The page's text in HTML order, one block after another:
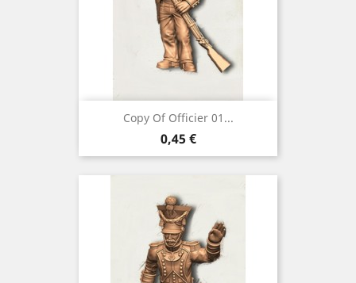
Copy Of Officier 01...
Preço
0,45 €